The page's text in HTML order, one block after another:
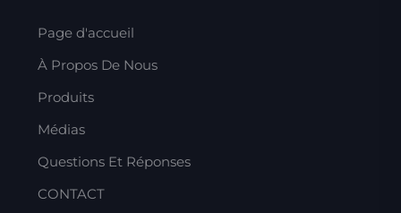
Page d'accueil
À Propos De Nous
Produits
Médias
Questions Et Réponses
CONTACT